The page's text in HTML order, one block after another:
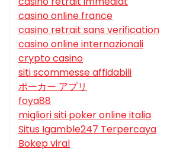
casino online france
casino retrait sans verification
casino online internazionali
crypto casino
siti scommesse affidabili
ポーカー アプリ
foya88
migliori siti poker online italia
Situs Igamble247 Terpercaya
Bokep viral